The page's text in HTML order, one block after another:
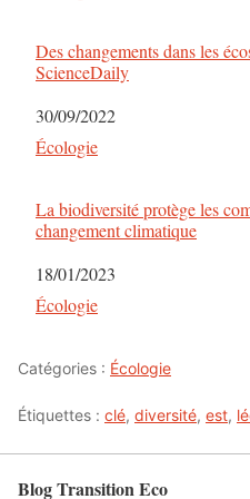
Des changements dans les
ScienceDaily
Date
30/09/2022
Par rapport à
Écologie
La biodiversité protège les
changement climatique
Date
18/01/2023
Par rapport à
Écologie
Catégories : Écologie
Étiquettes : clé, diversité, est,
Blog Transition Eco